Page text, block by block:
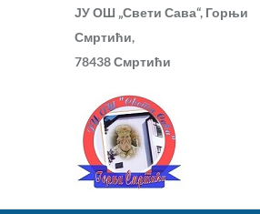
ЈУ ОШ „Свети Сава“, Горњи
Смртићи,
78438 Смртићи